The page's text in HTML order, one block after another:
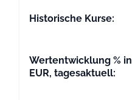
Historische Kurse:
Wertentwicklung % in
EUR, tagesaktuell: